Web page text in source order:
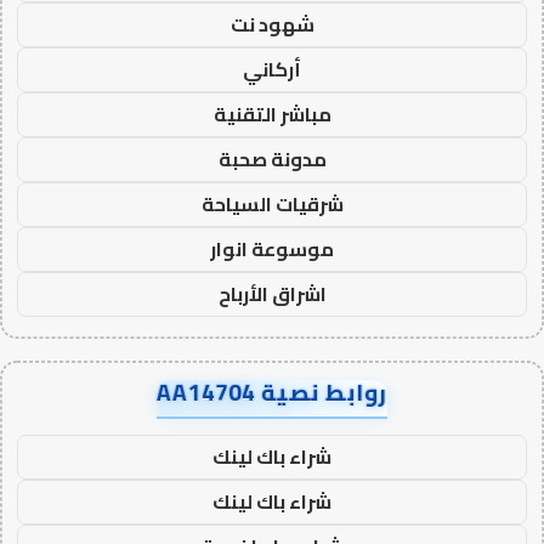
شهود نت
أركاني
مباشر التقنية
مدونة صحبة
شرقيات السياحة
موسوعة انوار
اشراق الأرباح
روابط نصية AA14704
شراء باك لينك
شراء باك لينك